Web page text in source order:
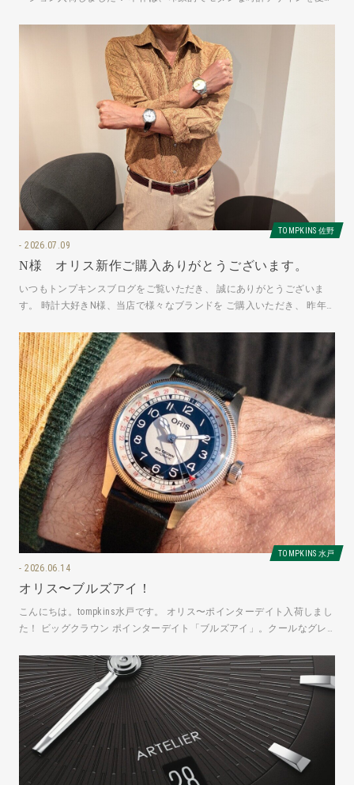
TOMPKINS 佐野
2026.07.09
N様 オリス新作ご購入ありがとうございます。
いつもトンプキンスブログをご覧いただき、 誠にありがとうございま
す。 時計大好きN様、当店で様々なブランドを ご購入いただき、 昨年
TOMPKINS 水戸
2026.06.14
オリス〜ブルズアイ！
こんにちは。tompkins水戸です。 オリス〜ポインターデイト入荷しまし
た！ ビッグクラウン ポインターデイト「ブルズアイ」。クールなグレ